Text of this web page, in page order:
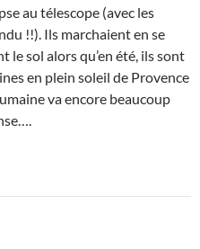
au télescope (avec les
!!). Ils marchaient en se
sol alors qu’en été, ils sont
en plein soleil de Provence
va encore beaucoup